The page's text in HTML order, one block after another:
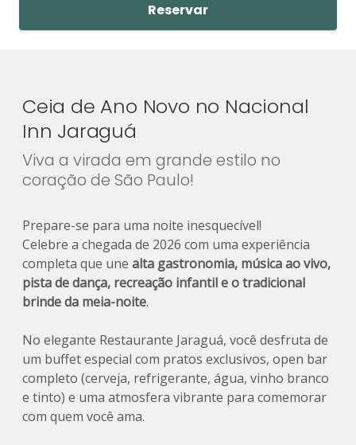
Reservar
Ceia de Ano Novo no Nacional
Inn Jaraguá
Viva a virada em grande estilo no
coração de São Paulo!
Prepare-se para uma noite inesquecível!
Celebre a chegada de 2026 com uma experiência
completa que une alta gastronomia, música ao vivo,
pista de dança, recreação infantil e o tradicional
brinde da meia-noite.
No elegante Restaurante Jaraguá, você desfruta de
um buffet especial com pratos exclusivos, open bar
completo (cerveja, refrigerante, água, vinho branco
e tinto) e uma atmosfera vibrante para comemorar
com quem você ama.